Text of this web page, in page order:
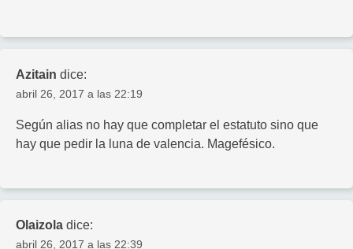
Azitain dice:
abril 26, 2017 a las 22:19
Según alias no hay que completar el estatuto sino que
hay que pedir la luna de valencia. Magefésico.
Olaizola dice:
abril 26, 2017 a las 22:39